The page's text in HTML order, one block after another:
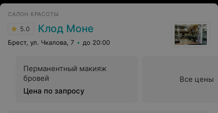
САЛОН КРАСОТЫ
5.0 Клод Моне
Брест, ул. Чкалова, 7 до 20:00
Перманентный макияж
бровей
Цена по запросу
Все цены